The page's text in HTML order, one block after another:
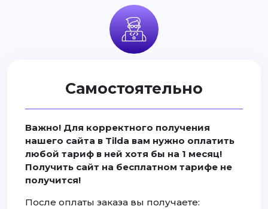
Самостоятельно
Важно! Для корректного получения
нашего сайта в Tilda вам нужно оплатить
любой тариф в ней хотя бы на 1 месяц!
Получить сайт на бесплатном тарифе не
получится!
После оплаты заказа вы получаете: